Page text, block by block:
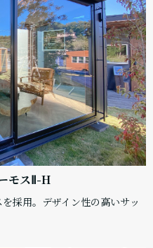
モスⅡ-H
採用。デザイン性の高いサッ